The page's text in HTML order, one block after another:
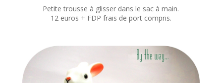
Petite trousse à glisser dans le sac à main.
12 euros + FDP frais de port compris.